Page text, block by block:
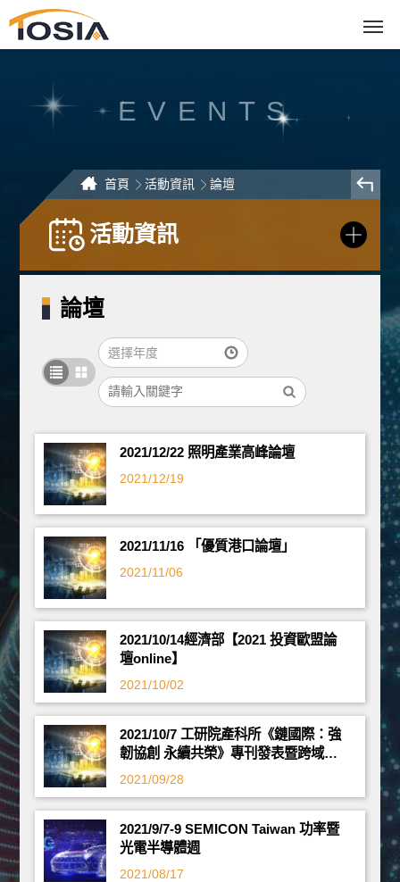
容
EVENTS
首頁 活動資訊 論壇
活動資訊
論壇
2021/12/22 照明產業高峰論壇
2021/12/19
2021/11/16 「優質港口論壇」
2021/11/06
2021/10/14經濟部【2021 投資歐盟論
壇online】
2021/10/02
2021/10/7 工研院產科所《鏈國際：強
韌協創 永續共榮》專刊發表暨跨域創
新論壇
2021/09/28
2021/9/7-9 SEMICON Taiwan 功率暨
光電半導體週
2021/08/17